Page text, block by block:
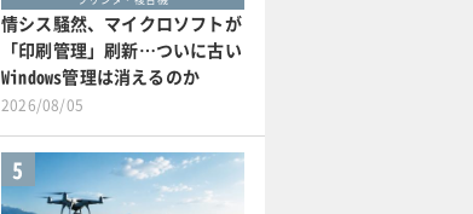
情シス騒然、マイクロソフトが
「印刷管理」刷新…ついに古い
Windows管理は消えるのか
2026/08/05
5